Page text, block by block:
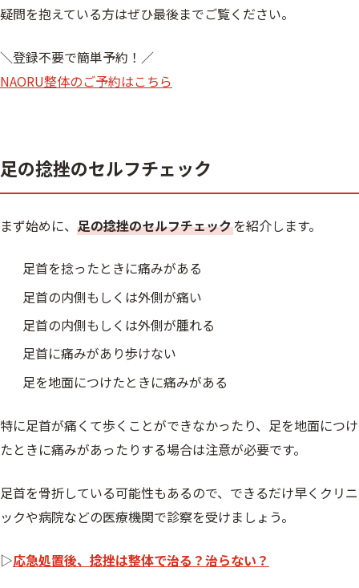
疑問を抱えている方はぜひ最後までご覧ください。
＼登録不要で簡単予約！／
NAORU整体のご予約はこちら
足の捻挫のセルフチェック
まず始めに、 足の捻挫のセルフチェックを紹介します。
足首を捻ったときに痛みがある
足首の内側もしくは外側が痛い
足首の内側もしくは外側が腫れる
足首に痛みがあり歩けない
足を地面につけたときに痛みがある
特に足首が痛くて歩くことができなかったり、足を地面につけ
たときに痛みがあったりする場合は注意が必要です。
足首を骨折している可能性もあるので、できるだけ早くクリニ
ックや病院などの医療機関で診察を受けましょう。
▷応急処置後、捻挫は整体で治る？治らない？